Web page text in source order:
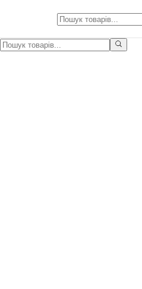
Новий
Продаю абсолютно новий